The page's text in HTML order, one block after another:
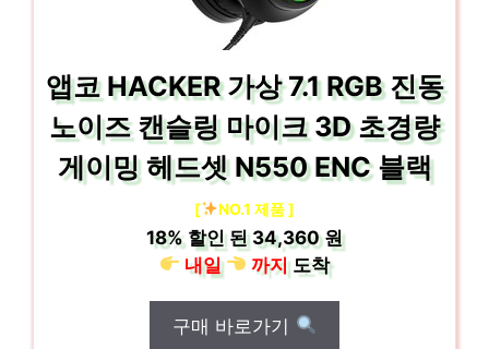
앱코 HACKER 가상 7.1 RGB 진동
노이즈 캔슬링 마이크 3D 초경량
게이밍 헤드셋 N550 ENC 블랙
[ NO.1 제품 ]
18% 할인 된34,360 원
내일
까지도착
구매 바로가기